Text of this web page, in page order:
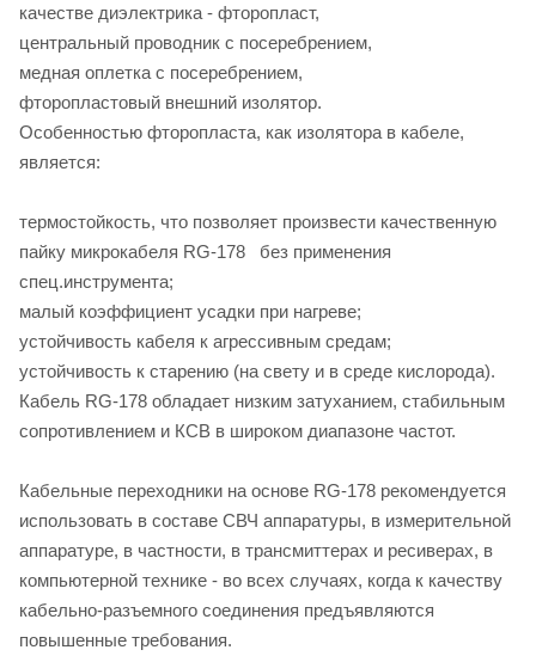
качестве диэлектрика - фторопласт,
центральный проводник с посеребрением,
медная оплетка с посеребрением,
фторопластовый внешний изолятор.
Особенностью фторопласта, как изолятора в кабеле,
является:
термостойкость, что позволяет произвести качественную
пайку микрокабеля RG-178 без применения
спец.инструмента;
малый коэффициент усадки при нагреве;
устойчивость кабеля к агрессивным средам;
устойчивость к старению (на свету и в среде кислорода).
Кабель RG-178 обладает низким затуханием, стабильным
сопротивлением и КСВ в широком диапазоне частот.
Кабельные переходники на основе RG-178 рекомендуется
использовать в составе СВЧ аппаратуры, в измерительной
аппаратуре, в частности, в трансмиттерах и ресиверах, в
компьютерной технике - во всех случаях, когда к качеству
кабельно-разъемного соединения предъявляются
повышенные требования.